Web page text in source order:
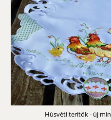
Húsvéti terítők - új